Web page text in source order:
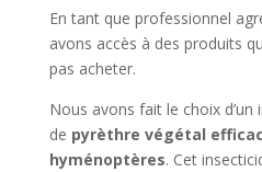
En tant que professionnel
avons accès à des produits
pas acheter.
Nous avons fait le choix
de pyrèthre végétal
hyménoptères. Cet